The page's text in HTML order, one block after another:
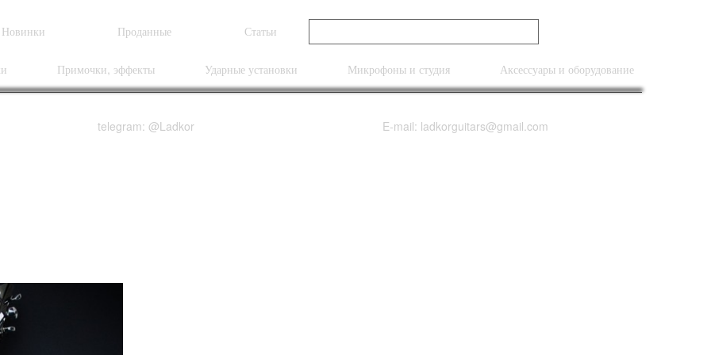
Новинки Проданные Статьи
Примочки, эффекты Ударные установки Микрофоны и студия Аксессуары и оборудование
telegram: @Ladkor E-mail: ladkorguitars@gmail.com